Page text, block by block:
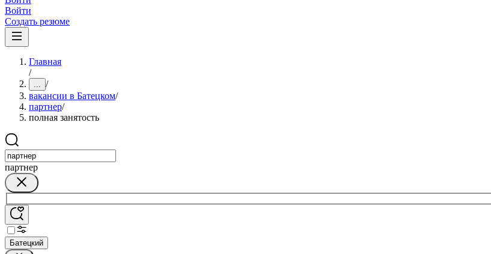
Войти
Создать резюме
Главная
/
... /
вакансии в Батецком/
партнер/
полная занятость
партнер
Батецкий